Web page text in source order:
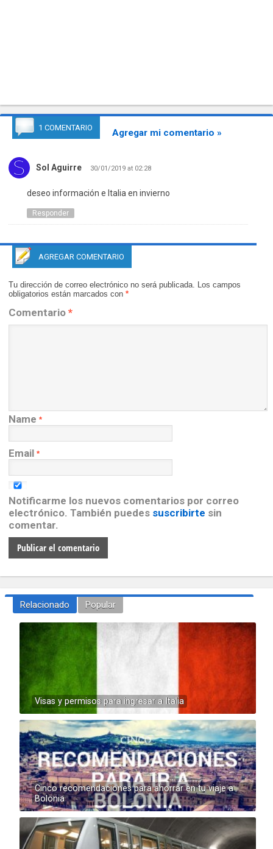
1 COMENTARIO Agregar mi comentario »
Sol Aguirre 30/01/2019 at 02:28
deseo información e Italia en invierno
Responder
AGREGAR COMENTARIO
Tu dirección de correo electrónico no será publicada. Los campos
obligatorios están marcados con *
Comentario *
Name *
Email *
Notificarme los nuevos comentarios por correo
electrónico. También puedes suscribirte sin
comentar.
Relacionado Popular
Visas y permisos para ingresar a Italia
Cinco recomendaciones para ahorrar en tu viaje a
Bolonia